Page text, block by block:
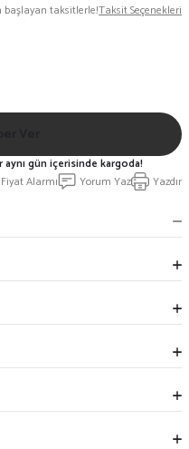
başlayan taksitlerle!Taksit Seçenekleri
Fiyat Alarmı Yorum Yaz Yazdır
gün içerisinde kargoda!